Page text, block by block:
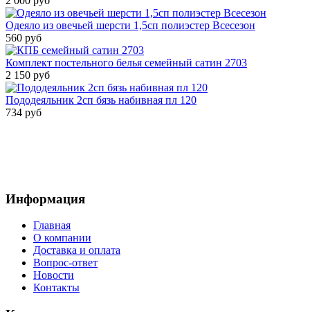
Одеяло из овечьей шерсти 1,5сп полиэстер Всесезон
560 руб
Комплект постельного белья семейный сатин 2703
2 150 руб
Пододеяльник 2сп бязь набивная пл 120
734 руб
Информация
Главная
О компании
Доставка и оплата
Вопрос-ответ
Новости
Контакты